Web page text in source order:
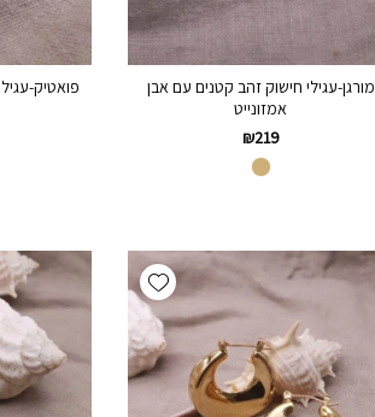
מורגן-עגילי חישוק זהב קטנים עם אבן
אמזונייט
₪219
פואטיק-
Add wishlist